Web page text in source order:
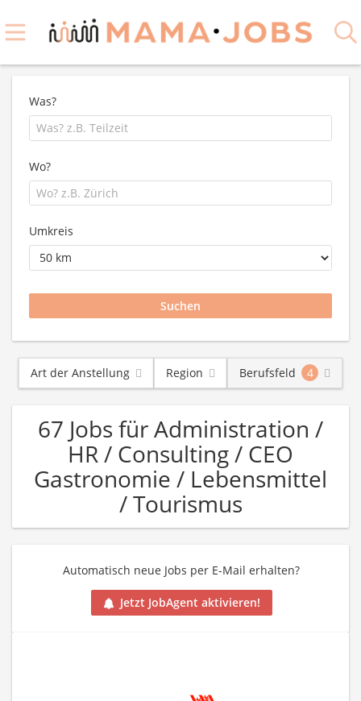
Was?
Wo?
Umkreis
Art der Anstellung Region Berufsfeld 4
67 Jobs für Administration /
HR / Consulting / CEO
Gastronomie / Lebensmittel
/ Tourismus
Automatisch neue Jobs per E-Mail erhalten?
Jetzt JobAgent aktivieren!